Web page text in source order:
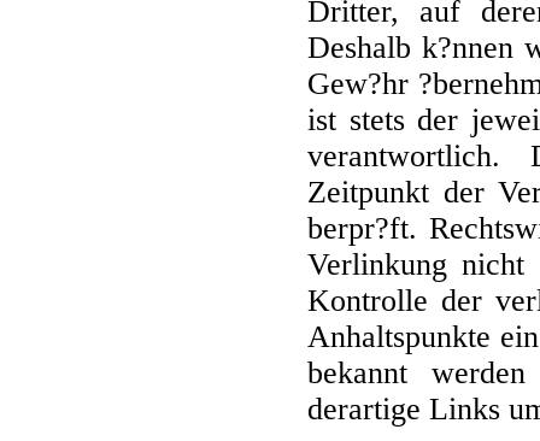
Dritter, auf
Deshalb k?nnen
Gew?hr
ist stets der
Zeitpunkt der
berpr?ft.
Verlinkung nicht
Kontrolle der
Anhaltspunkte
bekannt
derartige Links